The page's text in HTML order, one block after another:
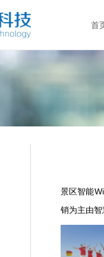
首
景区智能
销为主由智